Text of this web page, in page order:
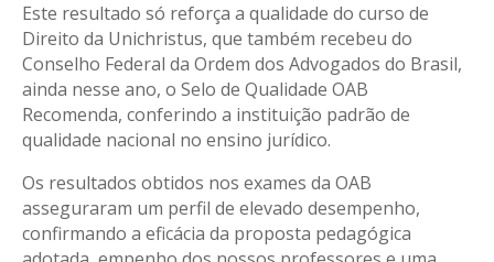
Este resultado só reforça a qualidade do curso de
Direito da Unichristus, que também recebeu do
Conselho Federal da Ordem dos Advogados do Brasil,
ainda nesse ano, o Selo de Qualidade OAB
Recomenda, conferindo a instituição padrão de
qualidade nacional no ensino jurídico.
Os resultados obtidos nos exames da OAB
asseguraram um perfil de elevado desempenho,
confirmando a eficácia da proposta pedagógica